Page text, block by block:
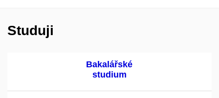
Studuji
Bakalářské
studium